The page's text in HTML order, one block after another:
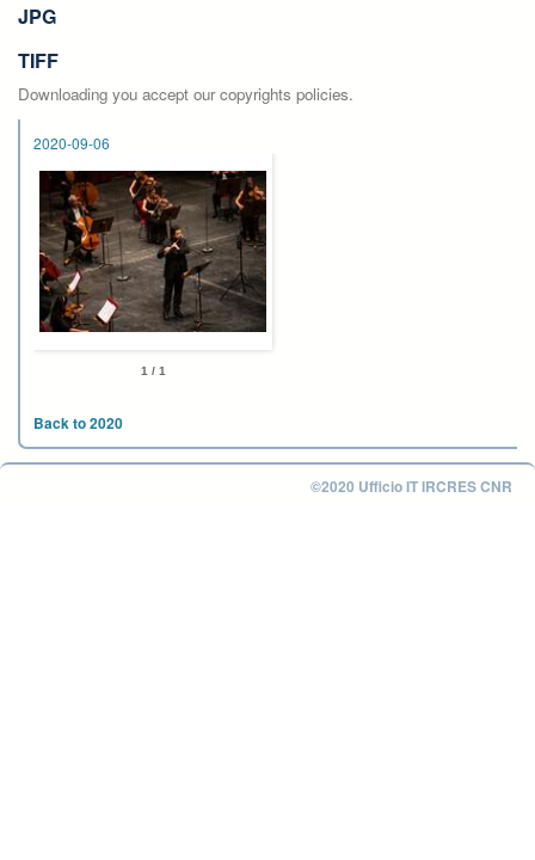
JPG
TIFF
Downloading you accept our copyrights policies.
2020-09-06
1 / 1
Back to 2020
©2020 Ufficio IT IRCRES CNR